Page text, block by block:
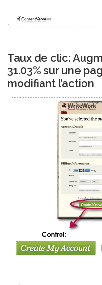
Taux de clic:
31.03% sur une
modifiant l’action